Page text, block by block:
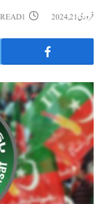
فروری 21, 2024 1 MIN READ